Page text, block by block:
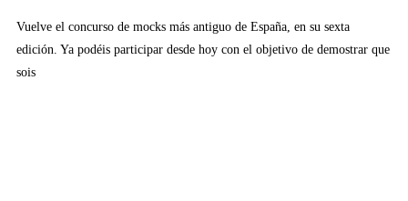
Vuelve el concurso de mocks más antiguo de España, en su sexta
edición. Ya podéis participar desde hoy con el objetivo de demostrar que
sois